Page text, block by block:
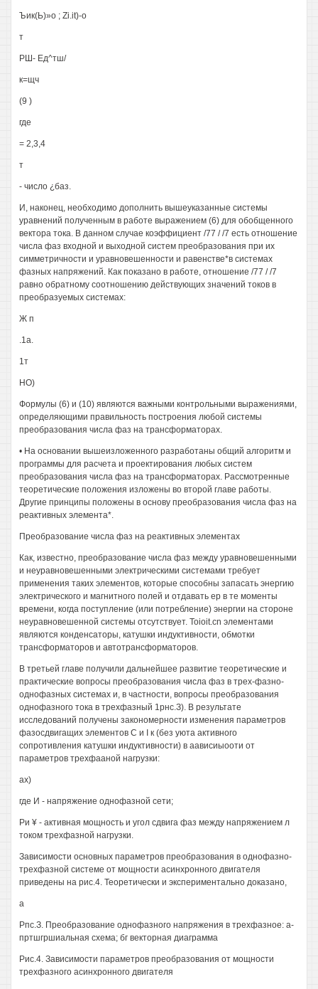
Ъик(Ь)»о ; Zi.it)-о
т
РШ- Ед^тш/
к=щч
(9 )
где
= 2,3,4
т
- число ¿баз.
И, наконец, необходимо дополнить вышеуказанные системы
уравнений полученным в работе выражением (6) для обобщенного
вектора тока. В данном случае коэффициент /77 / /7 есть отношение
числа фаз входной и выходной систем преобразования при их
симметричности и уравновешенности и равенстве*в системах
фазных напряжений. Как показано в работе, отношение /77 / /7
равно обратному соотношению действующих значений токов в
преобразуемых системах:
Ж п
.1а.
1т
НО)
Формулы (6) и (10) являются важными контрольными выражениями,
определяющими правильность построения любой системы
преобразования числа фаз на трансформаторах.
• На основании вышеизложенного разработаны общий алгоритм и
программы для расчета и проектирования любых систем
преобразования числа фаз на трансформаторах. Рассмотренные
теоретические положения изложены во второй главе работы.
Другие принципы положены в основу преобразования числа фаз на
реактивных элемента*.
Преобразование числа фаз на реактивных элементах
Как, известно, преобразование числа фаз между уравновешенными
и неуравновешенными электрическими системами требует
применения таких элементов, которые способны запасать энергию
электрического и магнитного полей и отдавать ер в те моменты
времени, когда поступление (или потребление) энергии на стороне
неуравновешенной системы отсутствует. Toioit.cn элементами
являются конденсаторы, катушки индуктивности, обмотки
трансформаторов и автотрансформаторов.
В третьей главе получили дальнейшее развитие теоретические и
практические вопросы преобразования числа фаз в трех-фазно-
однофазных системах и, в частности, вопросы преобразования
однофазного тока в трехфазный 1рнс.З). В результате
исследований получены закономерности изменения параметров
фазосдвигащих элементов С и I к (без уюта активного
сопротивления катушки индуктивности) в аависиыооти от
параметров трехфааной нагрузки:
ах)
где И - напряжение однофазной сети;
Ри ¥ - активная мощность и угол сдвига фаз между напряжением л
током трехфазной нагрузки.
Зависимости основных параметров преобразования в однофазно-
трехфазной системе от мощности асинхронного двигателя
приведены на рис.4. Теоретически и экспериментально доказано,
а
Рпс.З. Преобразование однофазного напряжения в трехфазное: а-
пртшгршиальная схема; бг векторная диаграмма
Рис.4. Зависимости параметров преобразования от мощности
трехфазного асинхронного двигателя